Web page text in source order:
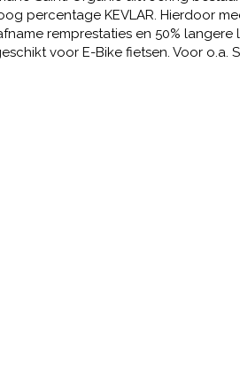
percentage KEVLAR. Hierdoor
remprestaties en 50% langere
voor E-Bike fietsen. Voor o.a.